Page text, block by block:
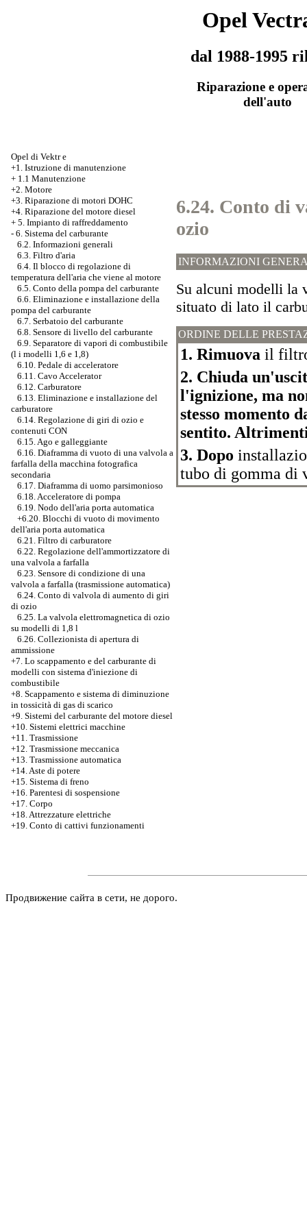
Opel
dal 1988-1995
Riparazione e
dell'auto
Opel di Vektr e
+1. Istruzione di manutenzione
+ 1.1 Manutenzione
+2. Motore
+3. Riparazione di motori DOHC
+4. Riparazione del motore diesel
+ 5. Impianto di raffreddamento
- 6. Sistema del carburante
6.2. Informazioni generali
6.3. Filtro d'aria
6.4. Il blocco di regolazione di
temperatura dell'aria che viene al motore
6.5. Conto della pompa del carburante
6.6. Eliminazione e installazione della
pompa del carburante
6.7. Serbatoio del carburante
6.8. Sensore di livello del carburante
6.9. Separatore di vapori di combustibile
(l i modelli 1,6 e 1,8)
6.10. Pedale di acceleratore
6.11. Cavo Accelerator
6.12. Carburatore
6.13. Eliminazione e installazione del
carburatore
6.14. Regolazione di giri di ozio e
contenuti CON
6.15. Ago e galleggiante
6.16. Diaframma di vuoto di una valvola a
farfalla della macchina fotografica
secondaria
6.17. Diaframma di uomo parsimonioso
6.18. Acceleratore di pompa
6.19. Nodo dell'aria porta automatica
+6.20. Blocchi di vuoto di movimento
dell'aria porta automatica
6.21. Filtro di carburatore
6.22. Regolazione dell'ammortizzatore di
una valvola a farfalla
6.23. Sensore di condizione di una
valvola a farfalla (trasmissione automatica)
6.24. Conto di valvola di aumento di giri
di ozio
6.25. La valvola elettromagnetica di ozio
su modelli di 1,8 l
6.26. Collezionista di apertura di
ammissione
+7. Lo scappamento e del carburante di
modelli con sistema d'iniezione di
combustibile
+8. Scappamento e sistema di diminuzione
in tossicità di gas di scarico
+9. Sistemi del carburante del motore diesel
+10. Sistemi elettrici macchine
+11. Trasmissione
+12. Trasmissione meccanica
+13. Trasmissione automatica
+14. Aste di potere
+15. Sistema di freno
+16. Parentesi di sospensione
+17. Corpo
+18. Attrezzature elettriche
+19. Conto di cattivi funzionamenti
6.24. Conto di
ozio
INFORMAZIONI
Su alcuni modelli la
situato di lato il
ORDINE DELLE
1. Rimuova il
2. Chiuda
l'ignizione, ma
stesso momento
sentito.
3. Dopo
tubo di gomma di
Продвижение сайта в сети, не дорого.